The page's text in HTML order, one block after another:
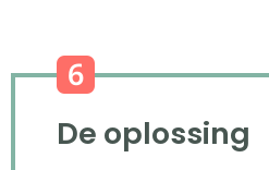
De oplossing